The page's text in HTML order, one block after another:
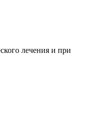
лечения и при